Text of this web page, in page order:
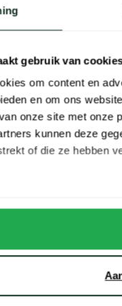
gebruik van
om content en
en om ons
onze site met onze
kunnen deze
of die ze hebben
IN ALLE MATEN
in grote maten
tot en met 7XL? Wij
maten van verschillende
diverse stijlvolle
Boss, Pierre Cardin, en
ook herenjassen in